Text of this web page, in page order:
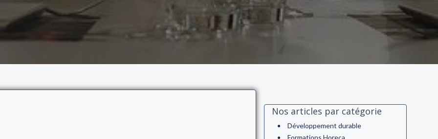
Nos articles par catégorie
Développement durable
Formations Horeca